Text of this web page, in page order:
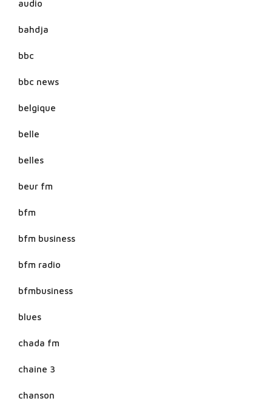
audio
bahdja
bbc
bbc news
belgique
belle
belles
beur fm
bfm
bfm business
bfm radio
bfmbusiness
blues
chada fm
chaine 3
chanson